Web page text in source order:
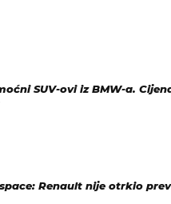
SUV-ovi iz BMW-a.
Renault nije otrkio